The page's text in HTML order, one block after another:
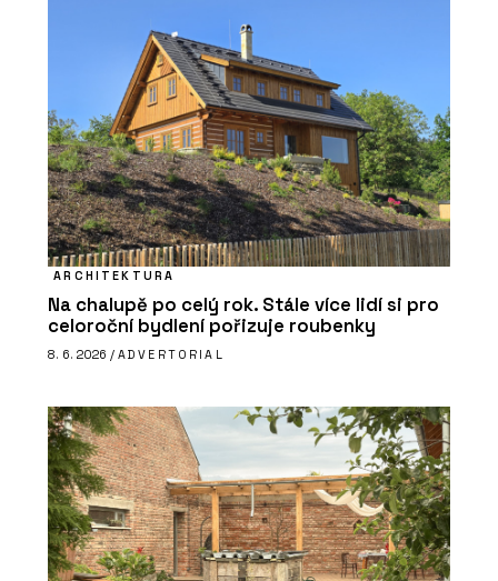
ARCHITEKTURA
Na chalupě po celý rok. Stále více lidí si pro
celoroční bydlení pořizuje roubenky
8. 6. 2026 / ADVERTORIAL